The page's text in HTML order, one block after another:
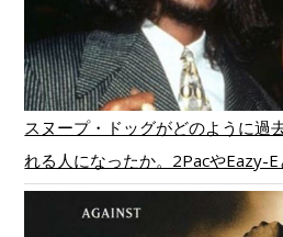
スヌープ・ドッグがどのように過
れる人になったか。2PacやEazy-